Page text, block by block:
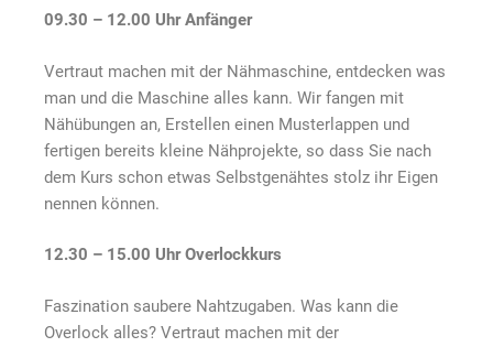
09.30 – 12.00 Uhr Anfänger
Vertraut machen mit der Nähmaschine, entdecken was
man und die Maschine alles kann. Wir fangen mit
Nähübungen an, Erstellen einen Musterlappen und
fertigen bereits kleine Nähprojekte, so dass Sie nach
dem Kurs schon etwas Selbstgenähtes stolz ihr Eigen
nennen können.
12.30 – 15.00 Uhr Overlockkurs
Faszination saubere Nahtzugaben. Was kann die
Overlock alles? Vertraut machen mit der